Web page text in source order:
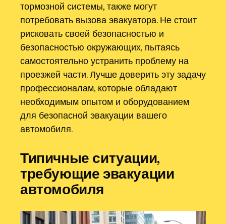
тормозной системы, также могут
потребовать вызова эвакуатора. Не стоит
рисковать своей безопасностью и
безопасностью окружающих, пытаясь
самостоятельно устранить проблему на
проезжей части. Лучше доверить эту задачу
профессионалам, которые обладают
необходимым опытом и оборудованием
для безопасной эвакуации вашего
автомобиля.
Типичные ситуации,
требующие эвакуации
автомобиля